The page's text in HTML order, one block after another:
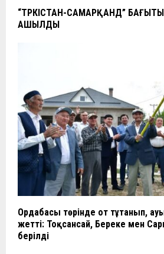
“ТҮРКІСТАН-САМАРҚАНД”
АШЫЛДЫ
Ордабасы төрінде от тұтанып,
жетті: Тоқсансай, Береке мен
берілді